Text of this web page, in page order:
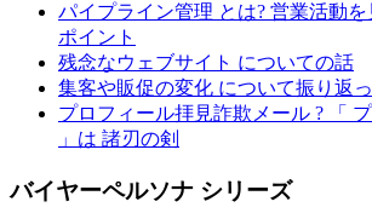
パイプライン管理 とは? 営業活動
ポイント
残念なウェブサイト についての話
集客や販促の変化 について振り返
プロフィール拝見詐欺メール ? 「
」は 諸刃の剣
バイヤーペルソナ シリーズ